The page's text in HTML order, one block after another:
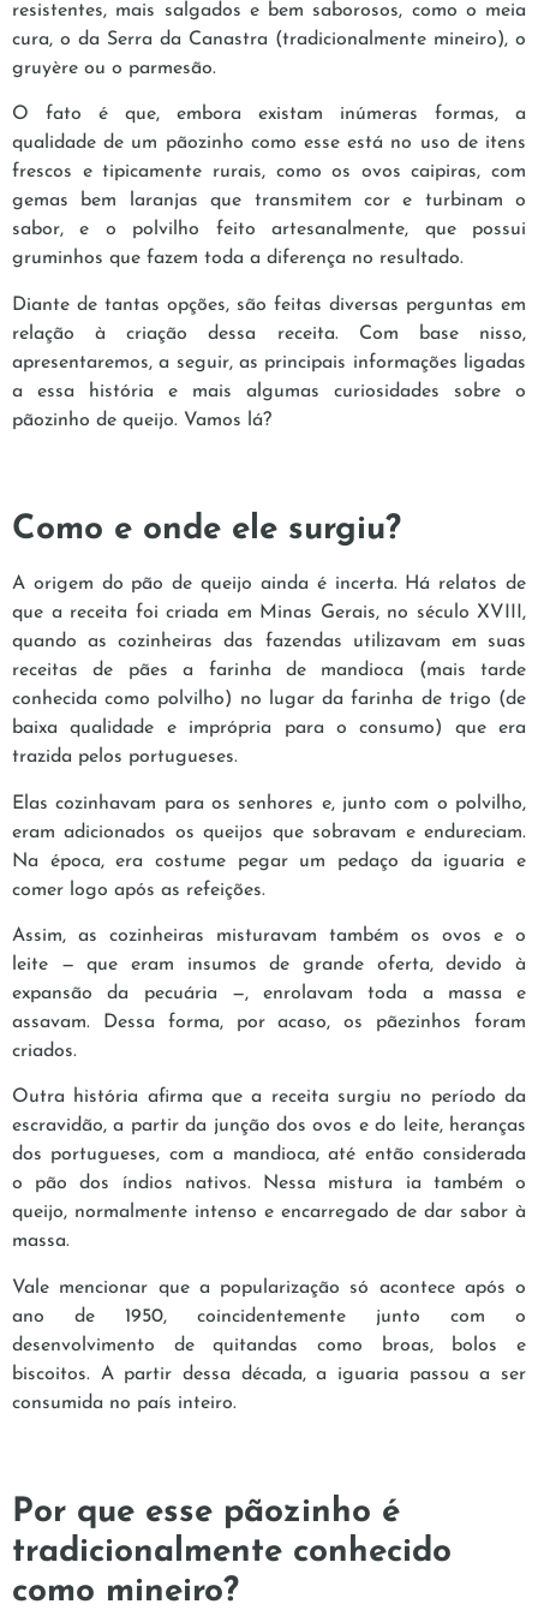
resistentes, mais salgados e bem saborosos, como o meia
cura, o da Serra da Canastra (tradicionalmente mineiro), o
gruyère ou o parmesão.
O fato é que, embora existam inúmeras formas, a
qualidade de um pãozinho como esse está no uso de itens
frescos e tipicamente rurais, como os ovos caipiras, com
gemas bem laranjas que transmitem cor e turbinam o
sabor, e o polvilho feito artesanalmente, que possui
gruminhos que fazem toda a diferença no resultado.
Diante de tantas opções, são feitas diversas perguntas em
relação à criação dessa receita. Com base nisso,
apresentaremos, a seguir, as principais informações ligadas
a essa história e mais algumas curiosidades sobre o
pãozinho de queijo. Vamos lá?
Como e onde ele surgiu?
A origem do pão de queijo ainda é incerta. Há relatos de
que a receita foi criada em Minas Gerais, no século XVIII,
quando as cozinheiras das fazendas utilizavam em suas
receitas de pães a farinha de mandioca (mais tarde
conhecida como polvilho) no lugar da farinha de trigo (de
baixa qualidade e imprópria para o consumo) que era
trazida pelos portugueses.
Elas cozinhavam para os senhores e, junto com o polvilho,
eram adicionados os queijos que sobravam e endureciam.
Na época, era costume pegar um pedaço da iguaria e
comer logo após as refeições.
Assim, as cozinheiras misturavam também os ovos e o
leite — que eram insumos de grande oferta, devido à
expansão da pecuária —, enrolavam toda a massa e
assavam. Dessa forma, por acaso, os pãezinhos foram
criados.
Outra história afirma que a receita surgiu no período da
escravidão, a partir da junção dos ovos e do leite, heranças
dos portugueses, com a mandioca, até então considerada
o pão dos índios nativos. Nessa mistura ia também o
queijo, normalmente intenso e encarregado de dar sabor à
massa.
Vale mencionar que a popularização só acontece após o
ano de 1950, coincidentemente junto com o
desenvolvimento de quitandas como broas, bolos e
biscoitos. A partir dessa década, a iguaria passou a ser
consumida no país inteiro.
Por que esse pãozinho é
tradicionalmente conhecido
como mineiro?